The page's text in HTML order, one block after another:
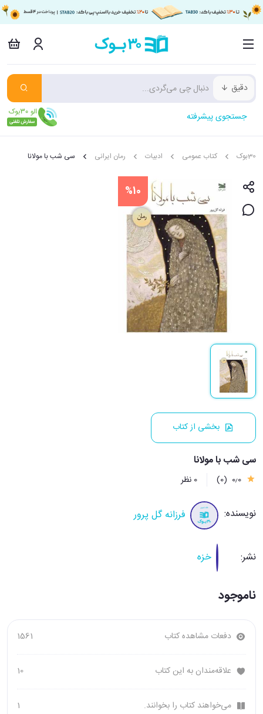
دقیق
جستجوی پیشرفته
30بوک کتاب عمومی ادبیات رمان ایرانی سی شب با مولانا
%10
بخشی از کتاب
سی شب با مولانا
0٫0 (0) 0 نظر
نویسنده: فرزانه گل پرور
نشر: خزه
ناموجود
دفعات مشاهده کتاب 1561
علاقه‌مندان به این کتاب 10
می‌خواهند کتاب را بخوانند. 1